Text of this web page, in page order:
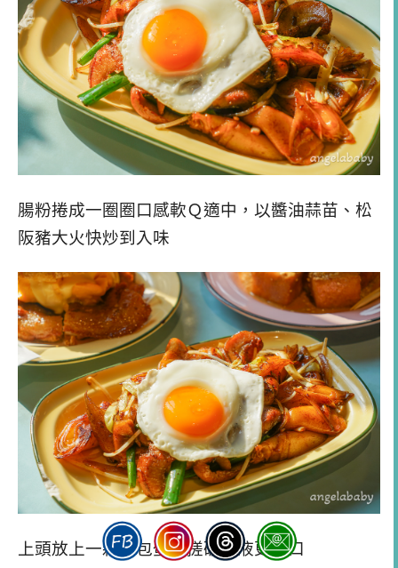
腸粉捲成一圈圈口感軟Ｑ適中，以醬油蒜苗、松
阪豬大火快炒到入味
上頭放上一顆荷包蛋，搓破蛋液更滑口